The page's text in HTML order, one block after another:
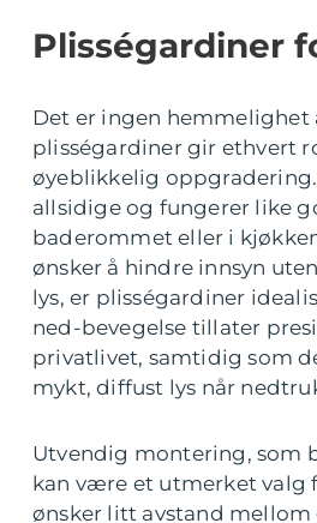
Plisségardiner
Det er ingen hemmelighet
plisségardiner gir ethvert
øyeblikkelig
allsidige og fungerer like
baderommet eller i
ønsker å hindre innsyn
lys, er plisségardiner
ned-bevegelse tillater
privatlivet, samtidig som
mykt, diffust lys når
Utvendig montering, som
kan være et utmerket valg
ønsker litt avstand mellom